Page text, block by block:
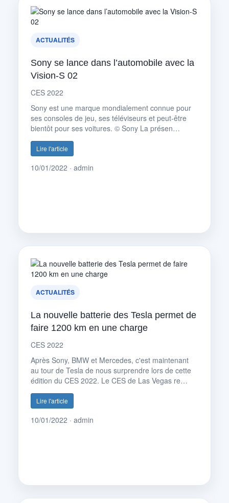
ACTUALITÉS
Sony se lance dans l’automobile avec la
Vision-S 02
CES 2022
Sony est une marque mondialement connue pour
ses consoles de jeu, ses téléviseurs et peut-être
bientôt pour ses voitures. © Sony La présen…
Lire l'article
10/01/2022 · admin
ACTUALITÉS
La nouvelle batterie des Tesla permet de
faire 1200 km en une charge
CES 2022
Après Sony, BMW et Mercedes, c'est maintenant
au tour de Tesla de nous surprendre lors de cette
édition du CES 2022. Le CES de Las Vegas re…
Lire l'article
10/01/2022 · admin